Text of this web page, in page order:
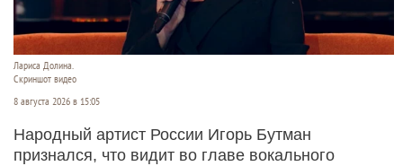
Лариса Долина.
Скриншот видео
8 августа 2026 в 15:05
Народный артист России Игорь Бутман
признался, что видит во главе вокального